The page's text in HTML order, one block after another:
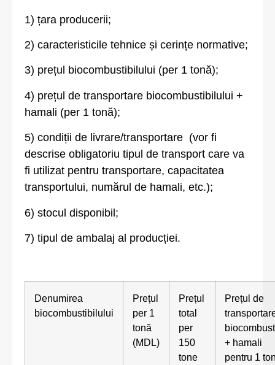
1) țara producerii;
2) caracteristicile tehnice și cerințe normative;
3) prețul biocombustibilului (per 1 tonă);
4) prețul de transportare biocombustibilului +
hamali (per 1 tonă);
5) condiții de livrare/transportare (vor fi
descrise obligatoriu tipul de transport care va
fi utilizat pentru transportare, capacitatea
transportului, numărul de hamali, etc.);
6) stocul disponibil;
7) tipul de ambalaj al producției.
Denumirea
biocombustibilului
Prețul
per 1
tonă
(MDL)
Prețul
total
per
150
tone
Prețul de
+ hamali
pentru 1